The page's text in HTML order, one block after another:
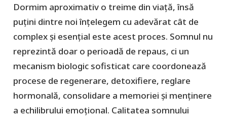
Dormim aproximativ o treime din viață, însă
puțini dintre noi înțelegem cu adevărat cât de
complex și esențial este acest proces. Somnul nu
reprezintă doar o perioadă de repaus, ci un
mecanism biologic sofisticat care coordonează
procese de regenerare, detoxifiere, reglare
hormonală, consolidare a memoriei și menținere
a echilibrului emoțional. Calitatea somnului